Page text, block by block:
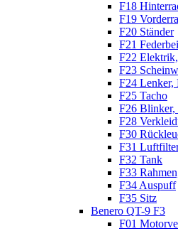
F18
F19
F20 Ständer
F21
F22
F23
F24 Lenker,
F25 Tacho
F26 Blinker,
F28
F30
F31
F32 Tank
F33
F34 Auspuff
F35 Sitz
Benero QT-9 F3
F01